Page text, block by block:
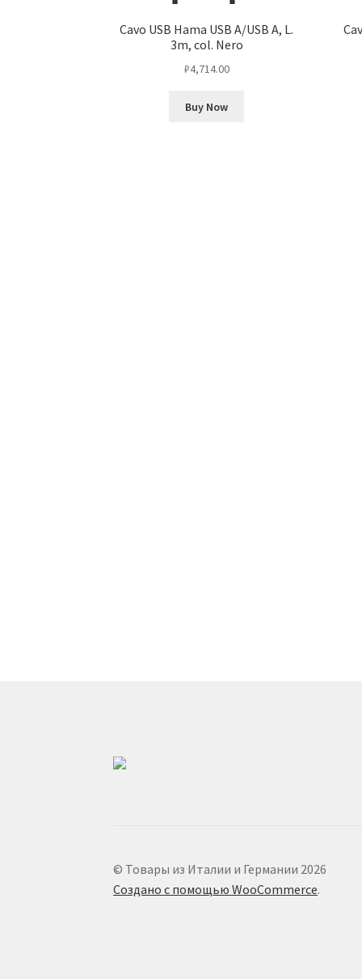
Cavo USB Hama USB A/USB A, L.
3m, col. Nero
₽4,714.00
Buy Now
© Товары из Италии и Германии 2026
Создано с помощью WooCommerce.